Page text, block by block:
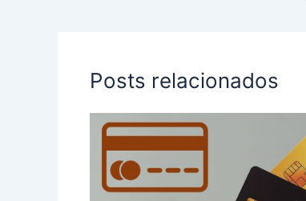
Posts relacionados